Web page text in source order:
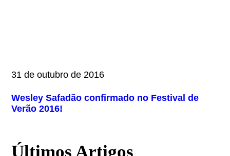
31 de outubro de 2016
Wesley Safadão confirmado no Festival de
Verão 2016!
Últimos Artigos